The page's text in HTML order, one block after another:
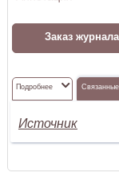
Заказ журнала
Подробнее
Источник